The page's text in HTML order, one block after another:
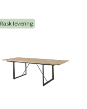
Rask levering